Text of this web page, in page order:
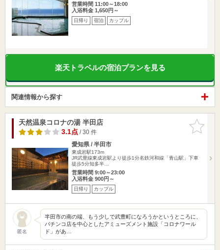
営業時間 11:00～18:00
入浴料金 1,650円～
日帰り 宿泊 カップル
楽天トラベルの宿泊プランを見る
関連情報から探す
お気に入
りに追加
天然温泉コロナの湯 半田店
3.1点/ 30 件
愛知県 / 半田市
東成岩駅173m
JR武豊線東成岩駅より徒歩1分名鉄河和線「青山駅」下車
徒歩5分知多半…
営業時間 9:00～23:00
入浴料金 900円～
日帰り カップル
匿名
半田市の南の端、もう少しで武豊町になろうかというところに、
パチンコ店を中心としたアミューズメント施設「コロナワール
ド」があ…